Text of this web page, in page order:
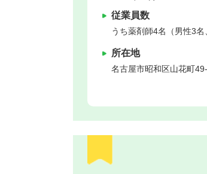
従業員数
うち薬剤師4名（男性3名
所在地
名古屋市昭和区山花町